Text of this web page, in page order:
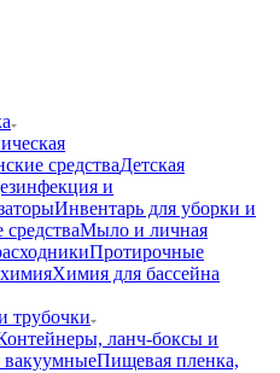
средстваДетская
и
Инвентарь для уборки и
Мыло и личная
Протирочные
Химия для бассейна
трубочки
ланч-боксы и
Пищевая пленка,